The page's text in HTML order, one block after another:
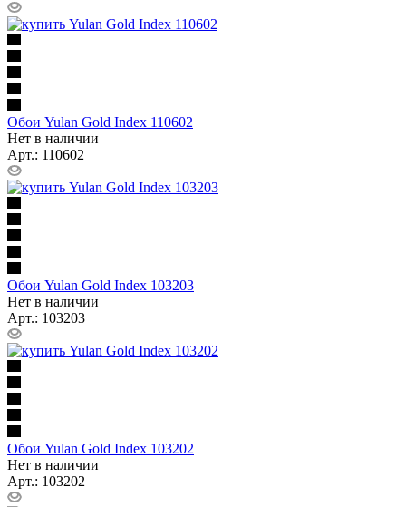
Обои Yulan Gold Index 110602
Нет в наличии
Арт.: 110602
Обои Yulan Gold Index 103203
Нет в наличии
Арт.: 103203
Обои Yulan Gold Index 103202
Нет в наличии
Арт.: 103202